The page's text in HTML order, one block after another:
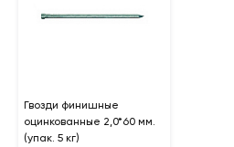
Гвозди финишные
оцинкованные 2,0*60 мм.
(упак. 5 кг)